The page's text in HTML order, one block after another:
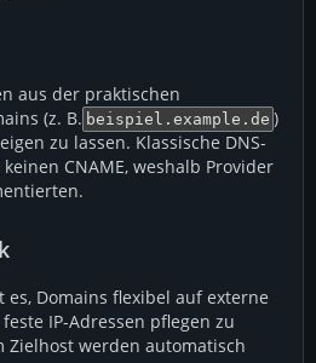
aus der praktischen
(z. B. beispiel.example.de )
zu lassen. Klassische DNS-
CNAME, weshalb Provider
es, Domains flexibel auf externe
IP-Adressen pflegen zu
Zielhost werden automatisch